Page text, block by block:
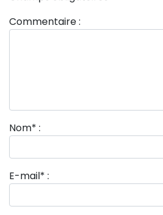
Commentaire :
Nom* :
E-mail* :